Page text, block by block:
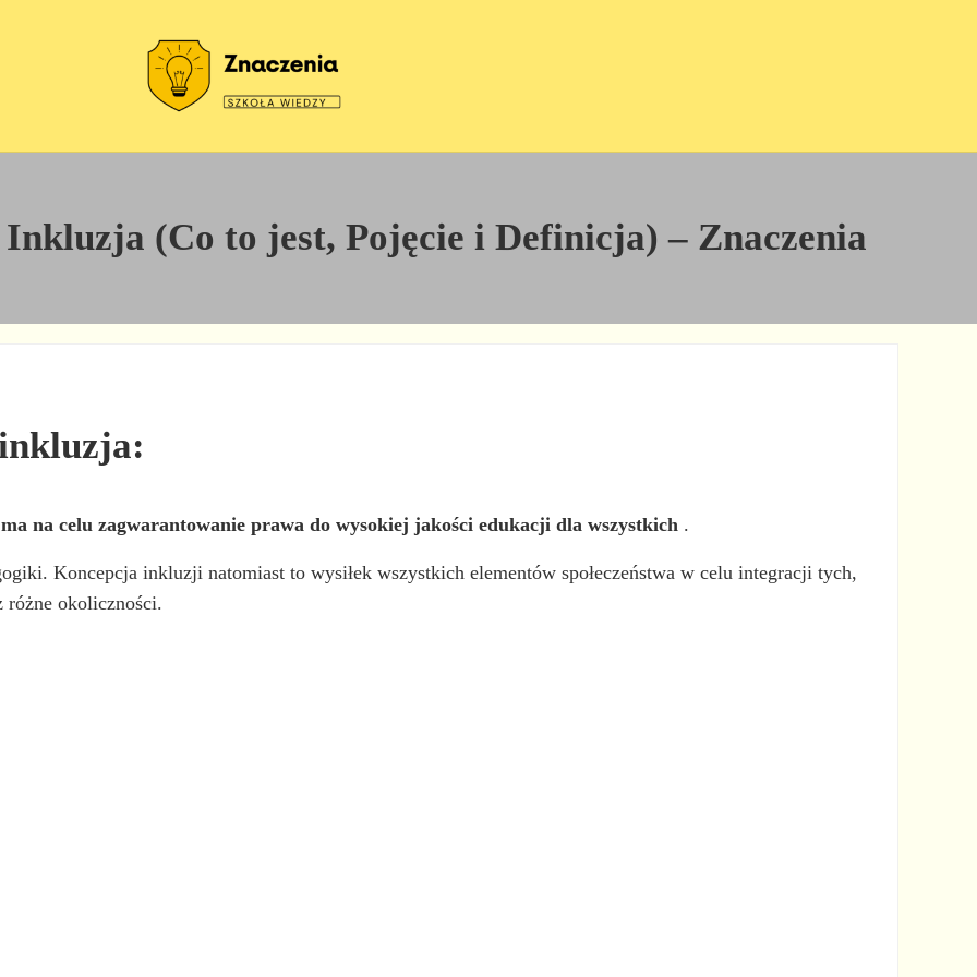
(Co to jest, Pojęcie i Definicja) – Znaczenia
na celu zagwarantowanie prawa do wysokiej jakości edukacji dla wszystkich .
Koncepcja inkluzji natomiast to wysiłek wszystkich elementów społeczeństwa w celu integracji tych,
różne okoliczności.